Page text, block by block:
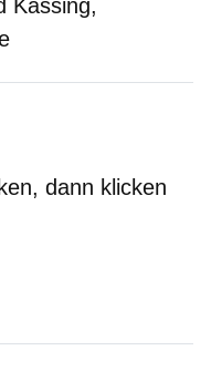
Kassing,
dann klicken